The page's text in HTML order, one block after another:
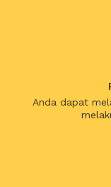
Anda dapat